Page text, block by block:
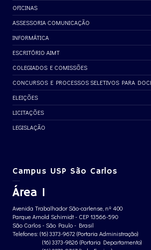
OFICINAS
ASSESSORIA COMUNICAÇÃO
INFORMÁTICA
ESCRITÓRIO AIMT
COLEGIADOS E COMISSÕES
CONCURSOS E PROCESSOS SELETIVOS PARA
ELEIÇÕES
LICITAÇÕES
LEGISLAÇÃO
Campus USP São Carlos
Área 1
Avenida Trabalhador São-carlense, nº 400
Parque Arnold Schimidt - CEP 13566-590
São Carlos - São Paulo - Brasil
Telefones: (16) 3373-9672 (Portaria Administração)
(16) 3373-9826 (Portaria Departamento)